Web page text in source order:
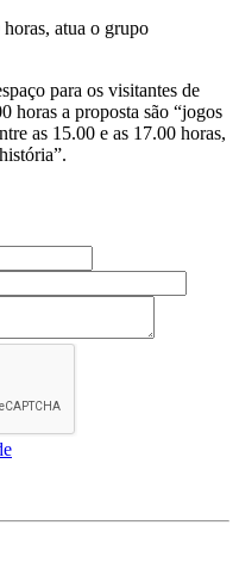
atua o grupo
para os visitantes de
horas a proposta são “jogos
as 15.00 e as 17.00 horas,